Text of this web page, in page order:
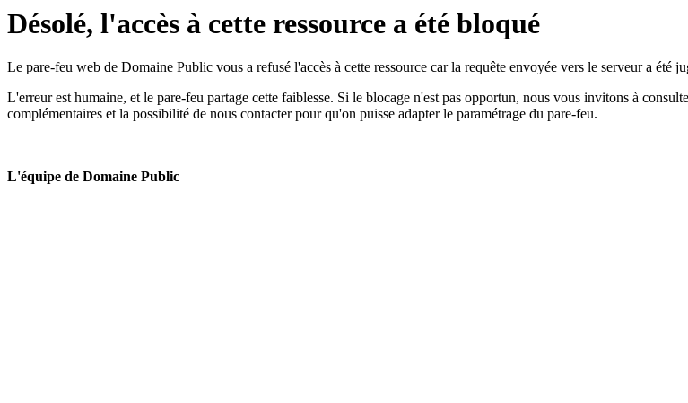
Désolé, l'accès à cette ressource a été bloqué
Le pare-feu web de Domaine Public vous a refusé l'accès à cette ressource car la requête envoyée vers le serveur a été
L'erreur est humaine, et le pare-feu partage cette faiblesse. Si le blocage n'est pas opportun, nous vous invitons à
complémentaires et la possibilité de nous contacter pour qu'on puisse adapter le paramétrage du pare-feu.
L'équipe de Domaine Public